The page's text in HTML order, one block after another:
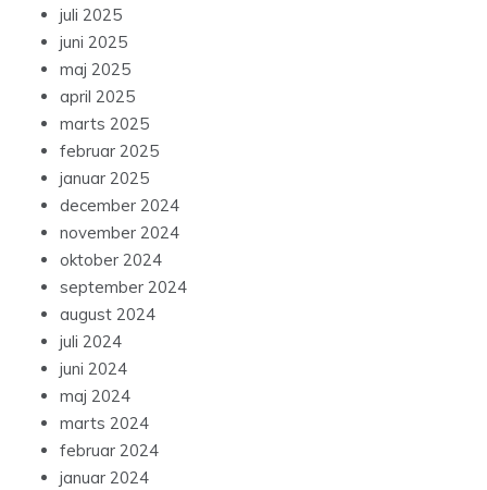
juli 2025
juni 2025
maj 2025
april 2025
marts 2025
februar 2025
januar 2025
december 2024
november 2024
oktober 2024
september 2024
august 2024
juli 2024
juni 2024
maj 2024
marts 2024
februar 2024
januar 2024